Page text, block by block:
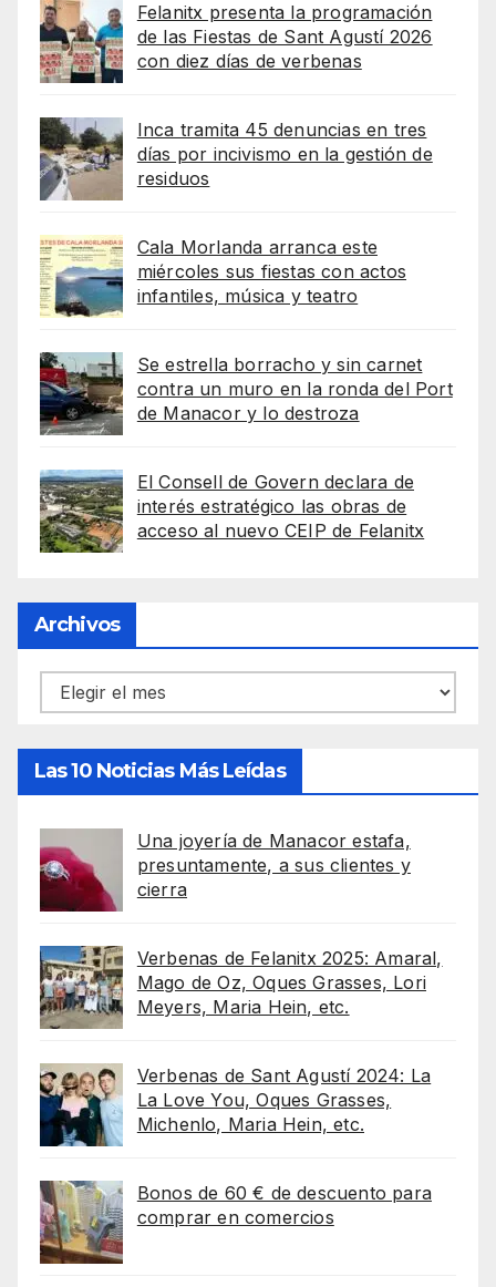
Felanitx presenta la programación
de las Fiestas de Sant Agustí 2026
con diez días de verbenas
Inca tramita 45 denuncias en tres
días por incivismo en la gestión de
residuos
Cala Morlanda arranca este
miércoles sus fiestas con actos
infantiles, música y teatro
Se estrella borracho y sin carnet
contra un muro en la ronda del Port
de Manacor y lo destroza
El Consell de Govern declara de
interés estratégico las obras de
acceso al nuevo CEIP de Felanitx
Archivos
Archivos
Las 10 Noticias Más Leídas
Una joyería de Manacor estafa,
presuntamente, a sus clientes y
cierra
Verbenas de Felanitx 2025: Amaral,
Mago de Oz, Oques Grasses, Lori
Meyers, Maria Hein, etc.
Verbenas de Sant Agustí 2024: La
La Love You, Oques Grasses,
Michenlo, Maria Hein, etc.
Bonos de 60 € de descuento para
comprar en comercios